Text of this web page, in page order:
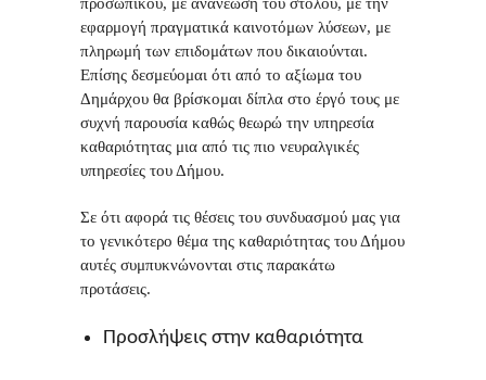
προσωπικού, με ανανέωση του στόλου, με την
εφαρμογή πραγματικά καινοτόμων λύσεων, με
πληρωμή των επιδομάτων που δικαιούνται.
Επίσης δεσμεύομαι ότι από το αξίωμα του
Δημάρχου θα βρίσκομαι δίπλα στο έργό τους με
συχνή παρουσία καθώς θεωρώ την υπηρεσία
καθαριότητας μια από τις πιο νευραλγικές
υπηρεσίες του Δήμου.
Σε ότι αφορά τις θέσεις του συνδυασμού μας για
το γενικότερο θέμα της καθαριότητας του Δήμου
αυτές συμπυκνώνονται στις παρακάτω
προτάσεις.
Προσλήψεις στην καθαριότητα